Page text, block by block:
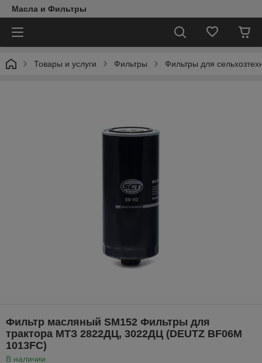
Масла и Фильтры
Товары и услуги Фильтры Фильтры для
Фильтр масляный SM152 Фильтры для
трактора МТЗ 2822ДЦ, 3022ДЦ (DEUTZ BF06M
1013FC)
В наличии